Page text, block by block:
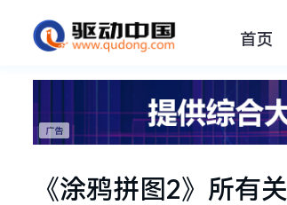
首页
《涂鸦拼图2》所有